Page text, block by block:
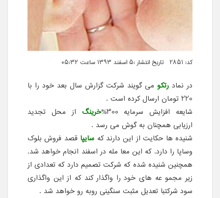
کد: 2851 تاریخ انتشار :۵ اسفند ۱۳۹۳ ساعت ۰۵:۳۲
در نماد رتکو می گویند شرکت گزارش سال بعد خود را با
220 تومان ارسال کرده است .
شایعه افزایش سرمایه 300%
خرینگ از محل تجدید
ارزیابی همچنان به گوش می رسد .
شنیده ها حکایت از این دارند که سایپا قصد فروش بلوک
وساپا را دارد. که این معا مله در اسفند انجام خواهد شد.
همچنین شنیده شده که شرکت تصمیم دارد که تعدادی از
زیر مجمو عه های خود را واگذار کند که از این واگذاری
سود شرکتبا تعدیل مثبت سنگینی روبه رو خواهد شد .